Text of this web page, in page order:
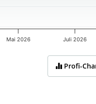
Mai 2026 Juli 2026
Profi-